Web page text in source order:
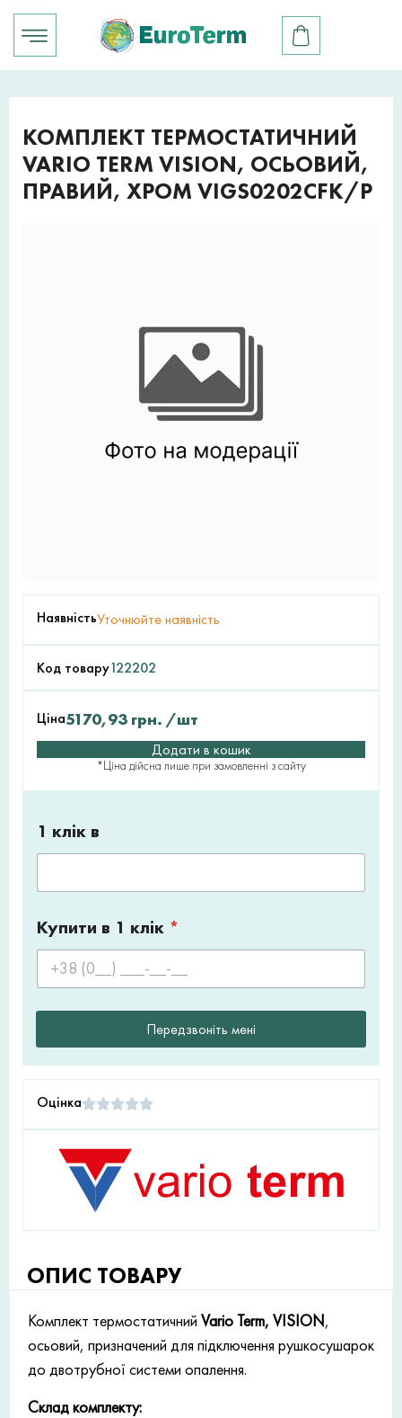
КОМПЛЕКТ ТЕРМОСТАТИЧНИЙ
VARIO TERM VISION, ОСЬОВИЙ,
ПРАВИЙ, ХРОМ VIGS0202CFK/P
НаявністьУточнюйте наявність
Код товару122202
Ціна5170,93 грн. /шт
Додати в кошик
*Ціна дійсна лише при замовленні з сайту
1 клік в
Купити в 1 клік *
Передзвоніть мені
Оцінка
ОПИС ТОВАРУ
Комплект термостатичний Vario Term, VISION,
осьовий, призначений для підключення рушкосушарок
до двотрубної системи опалення.
Склад комплекту: